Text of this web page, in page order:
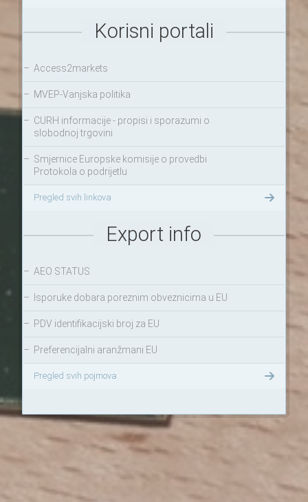
Korisni portali
– Access2markets
– MVEP-Vanjska politika
– CURH informacije - propisi i sporazumi o
slobodnoj trgovini
– Smjernice Europske komisije o provedbi
Protokola o podrijetlu
Pregled svih linkova
Export info
– AEO STATUS
– Isporuke dobara poreznim obveznicima u EU
– PDV identifikacijski broj za EU
– Preferencijalni aranžmani EU
Pregled svih pojmova